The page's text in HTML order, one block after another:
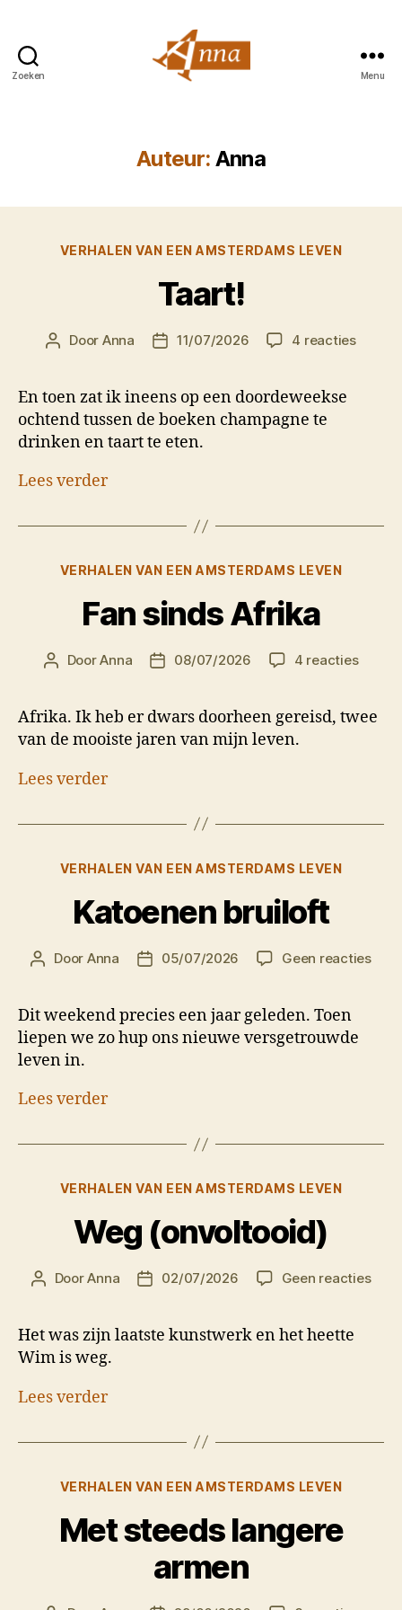
Zoeken Menu
Auteur: Anna
Categorieën
VERHALEN VAN EEN AMSTERDAMS LEVEN
Taart!
Berichtauteur
Door Anna Berichtdatum
11/07/2026 4 reactiesop
En toen zat ik ineens op een doordeweekse
ochtend tussen de boeken champagne te
drinken en taart te eten.
Lees verder
Categorieën
VERHALEN VAN EEN AMSTERDAMS LEVEN
Fan sinds Afrika
Berichtauteur
DoorAnna Berichtdatum
08/07/2026 4 reactiesop
Afrika
Afrika. Ik heb er dwars doorheen gereisd, twee
van de mooiste jaren van mijn leven.
Lees verder
Categorieën
VERHALEN VAN EEN AMSTERDAMS LEVEN
Katoenen bruiloft
Berichtauteur
Door Anna Berichtdatum
05/07/2026 Geen reactiesop
Dit weekend precies een jaar geleden. Toen
liepen we zo hup ons nieuwe versgetrouwde
leven in.
Lees verder
Categorieën
VERHALEN VAN EEN AMSTERDAMS LEVEN
Weg (onvoltooid)
Berichtauteur
DoorAnna Berichtdatum
02/07/2026 Geen reactiesop
Het was zijn laatste kunstwerk en het heette
Wim is weg.
Lees verder
Categorieën
VERHALEN VAN EEN AMSTERDAMS LEVEN
Met steeds langere
armen